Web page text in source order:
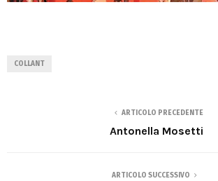
COLLANT
ARTICOLO PRECEDENTE
Antonella Mosetti
ARTICOLO SUCCESSIVO